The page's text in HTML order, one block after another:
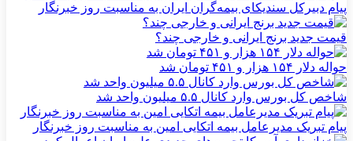
پیام دبیرکل سندیکای بیمه‌گران ایران به مناسبت روز خبرنگار
قیمت جدید برنج ایرانی و خارجی چند؟
حواله دلار ۱۵۴ هزار و ۴۵۱ تومان شد
شاخص کل بورس وارد کانال ۵.۵ میلیون واحد شد
پیام تبریک مدیرعامل بیمه اتکایی امین به مناسبت روز خبرنگار